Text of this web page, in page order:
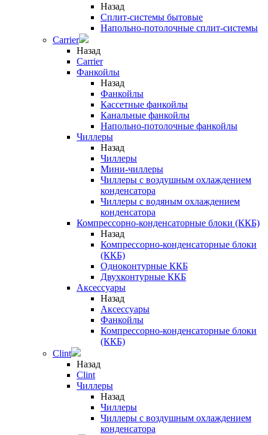
Назад
Сплит-системы бытовые
Напольно-потолочные сплит-системы
Carrier
Назад
Carrier
Фанкойлы
Назад
Фанкойлы
Кассетные фанкойлы
Канальные фанкойлы
Напольно-потолочные фанкойлы
Чиллеры
Назад
Чиллеры
Мини-чиллеры
Чиллеры с воздушным охлаждением
конденсатора
Чиллеры с водяным охлаждением
конденсатора
Компрессорно-конденсаторные блоки (ККБ)
Назад
Компрессорно-конденсаторные блоки
(ККБ)
Одноконтурные ККБ
Двухконтурные ККБ
Аксессуары
Назад
Аксессуары
Фанкойлы
Компрессорно-конденсаторные блоки
(ККБ)
Clint
Назад
Clint
Чиллеры
Назад
Чиллеры
Чиллеры с воздушным охлаждением
конденсатора